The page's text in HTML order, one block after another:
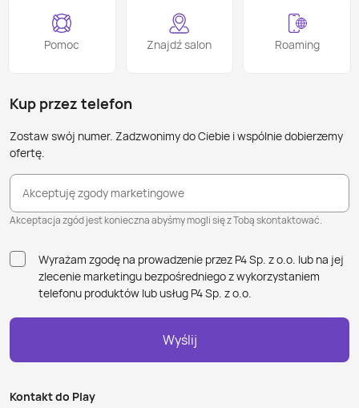
Pomoc Znajdź salon Roaming
Kup przez telefon
Zostaw swój numer. Zadzwonimy do Ciebie i wspólnie dobierzemy
ofertę.
Akceptuję zgody marketingowe
Akceptacja zgód jest konieczna abyśmy mogli się z Tobą skontaktować.
Wyrażam zgodę na prowadzenie przez P4 Sp. z o.o. lub na jej
zlecenie marketingu bezpośredniego z wykorzystaniem
telefonu produktów lub usług P4 Sp. z o.o.
Wyślij
Kontakt do Play